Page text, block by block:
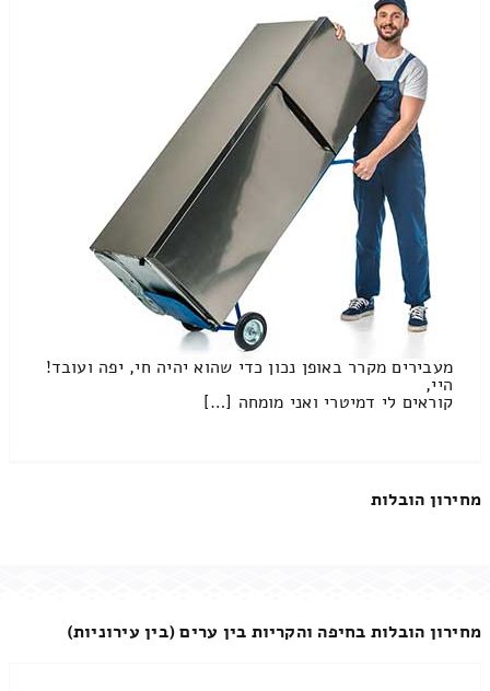
מעבירים מקרר באופן נכון כדי שהוא יהיה חי, יפה ועובד!
היי,
קוראים לי דמיטרי ואני מומחה […]
מחירון הובלות
מחירון הובלות בחיפה והקריות בין ערים (בין עירוניות)